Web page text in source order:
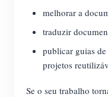
melhorar a
traduzir
publicar guias
projetos
Se o seu trabalho